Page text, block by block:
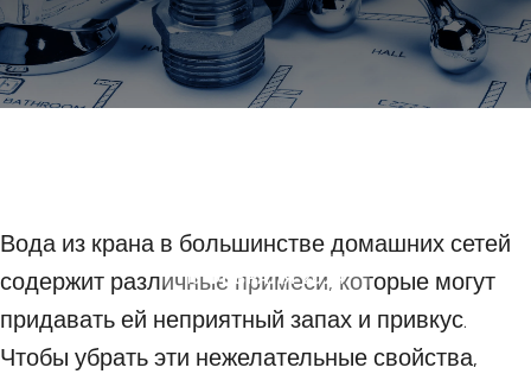
13 ФЕВРАЛЯ 2024
Вода из крана в большинстве домашних сетей
содержит различные примеси, которые могут
придавать ей неприятный запах и привкус.
Чтобы убрать эти нежелательные свойства,